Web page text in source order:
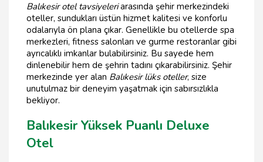
Balıkesir otel tavsiyeleriarasında şehir merkezindeki
oteller, sundukları üstün hizmet kalitesi ve konforlu
odalarıyla ön plana çıkar. Genellikle bu otellerde spa
merkezleri, fitness salonları ve gurme restoranlar gibi
ayrıcalıklı imkanlar bulabilirsiniz. Bu sayede hem
dinlenebilir hem de şehrin tadını çıkarabilirsiniz. Şehir
merkezinde yer alan Balıkesir lüks oteller, size
unutulmaz bir deneyim yaşatmak için sabırsızlıkla
bekliyor.
Balıkesir Yüksek Puanlı Deluxe
Otel